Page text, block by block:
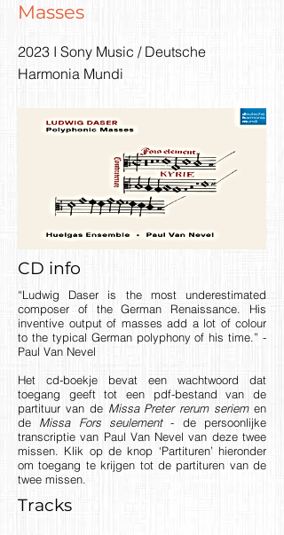
Masses
2023 I Sony Music / Deutsche
Harmonia Mundi
CD info
“Ludwig Daser is the most underestimated
composer of the German Renaissance. His
inventive output of masses add a lot of colour
to the typical German polyphony of his time.” -
Paul Van Nevel
Het cd-boekje bevat een wachtwoord dat
toegang geeft tot een pdf-bestand van de
partituur van de Missa Preter rerum seriemen
de Missa Fors seulement- de persoonlijke
transcriptie van Paul Van Nevel van deze twee
missen. Klik op de knop ‘Partituren’ hieronder
om toegang te krijgen tot de partituren van de
twee missen.
Tracks